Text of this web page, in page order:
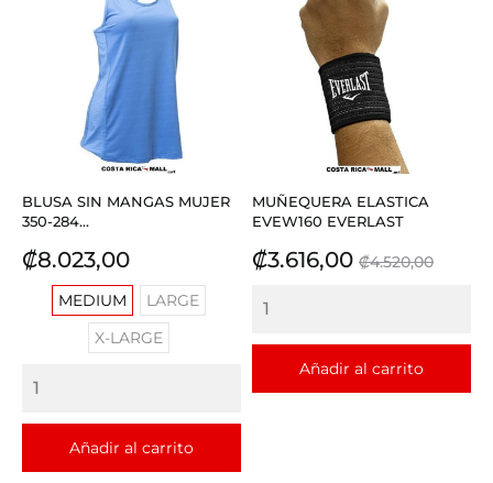
BLUSA SIN MANGAS MUJER
350-284...
Precio
₡8.023,00
MEDIUM
LARGE
X-LARGE
Añadir al carrito
MUÑEQUERA ELASTICA
EVEW160 EVERLAST
Precio
₡3.616,00 Precio
₡4.520,00
Añadir al carrito